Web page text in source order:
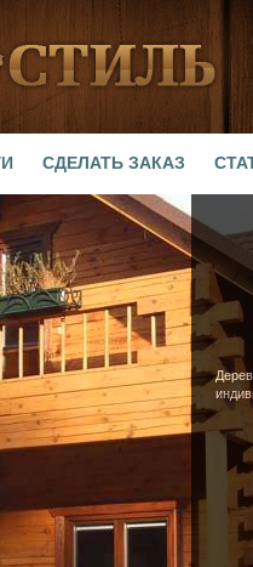
СДЕЛАТЬ ЗАКАЗ